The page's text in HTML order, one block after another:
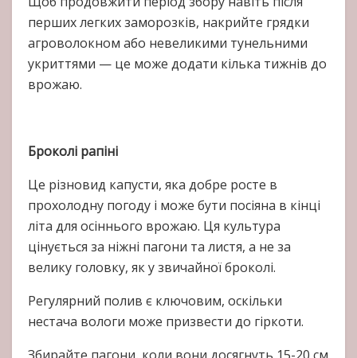
перших легких заморозків, накрийте грядки
агроволокном або невеликими тунельними
укриттями — це може додати кілька тижнів до
врожаю.
Броколі рапіні
Це різновид капусти, яка добре росте в
прохолодну погоду і може бути посіяна в кінці
літа для осіннього врожаю. Ця культура
цінується за ніжні пагони та листя, а не за
велику головку, як у звичайної броколі.
Регулярний полив є ключовим, оскільки
нестача вологи може призвести до гіркоти.